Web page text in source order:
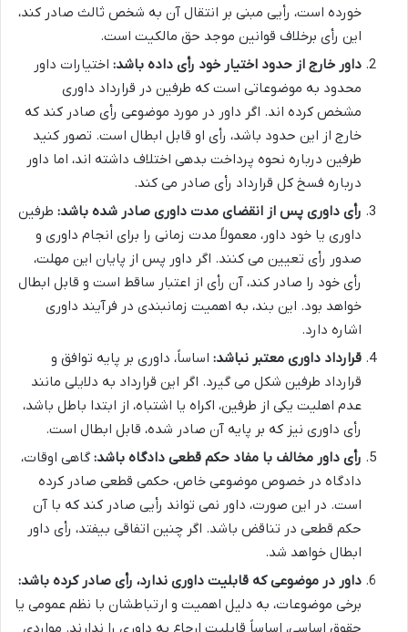
خورده است، رأیی مبنی بر انتقال آن به شخص ثالث صادر کند،
این رأی برخلاف قوانین موجد حق مالکیت است.
داور خارج از حدود اختیار خود رأی داده باشد: اختیارات داور
محدود به موضوعاتی است که طرفین در قرارداد داوری
مشخص کرده اند. اگر داور در مورد موضوعی رأی صادر کند که
خارج از این حدود باشد، رأی او قابل ابطال است. تصور کنید
طرفین درباره نحوه پرداخت بدهی اختلاف داشته اند، اما داور
درباره فسخ کل قرارداد رأی صادر می کند.
رأی داوری پس از انقضای مدت داوری صادر شده باشد: طرفین
داوری یا خود داور، معمولاً مدت زمانی را برای انجام داوری و
صدور رأی تعیین می کنند. اگر داور پس از پایان این مهلت،
رأی خود را صادر کند، آن رأی از اعتبار ساقط است و قابل ابطال
خواهد بود. این بند، به اهمیت زمانبندی در فرآیند داوری
اشاره دارد.
قرارداد داوری معتبر نباشد: اساساً، داوری بر پایه توافق و
قرارداد طرفین شکل می گیرد. اگر این قرارداد به دلایلی مانند
عدم اهلیت یکی از طرفین، اکراه یا اشتباه، از ابتدا باطل باشد،
رأی داوری نیز که بر پایه آن صادر شده، قابل ابطال است.
رأی داور مخالف با مفاد حکم قطعی دادگاه باشد: گاهی اوقات،
دادگاه در خصوص موضوعی خاص، حکمی قطعی صادر کرده
است. در این صورت، داور نمی تواند رأیی صادر کند که با آن
حکم قطعی در تناقض باشد. اگر چنین اتفاقی بیفتد، رأی داور
ابطال خواهد شد.
داور در موضوعی که قابلیت داوری ندارد، رأی صادر کرده باشد:
برخی موضوعات، به دلیل اهمیت و ارتباطشان با نظم عمومی یا